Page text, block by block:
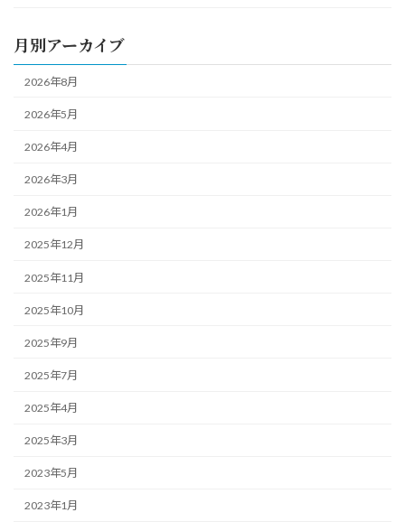
月別アーカイブ
2026年8月
2026年5月
2026年4月
2026年3月
2026年1月
2025年12月
2025年11月
2025年10月
2025年9月
2025年7月
2025年4月
2025年3月
2023年5月
2023年1月